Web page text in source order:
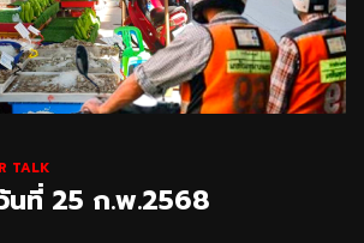
TALK
นที่ 25 ก.พ.2568